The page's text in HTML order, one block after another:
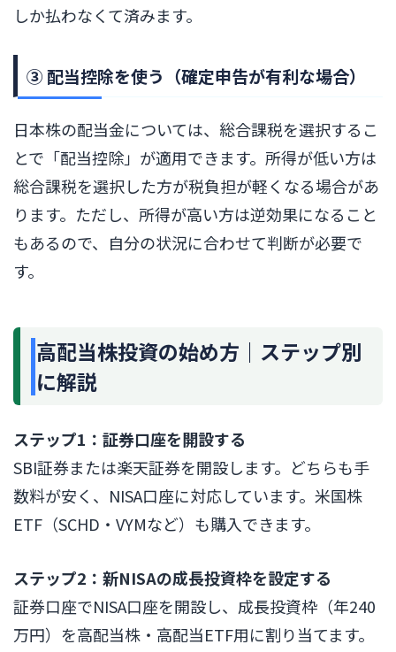
しか払わなくて済みます。
③ 配当控除を使う（確定申告が有利な場合）
日本株の配当金については、総合課税を選択するこ
とで「配当控除」が適用できます。所得が低い方は
総合課税を選択した方が税負担が軽くなる場合があ
ります。ただし、所得が高い方は逆効果になること
もあるので、自分の状況に合わせて判断が必要で
す。
高配当株投資の始め方｜ステップ別
に解説
ステップ1：証券口座を開設する
SBI証券または楽天証券を開設します。どちらも手
数料が安く、NISA口座に対応しています。米国株
ETF（SCHD・VYMなど）も購入できます。
ステップ2：新NISAの成長投資枠を設定する
証券口座でNISA口座を開設し、成長投資枠（年240
万円）を高配当株・高配当ETF用に割り当てます。